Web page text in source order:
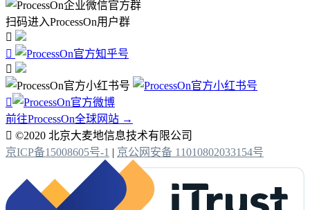
扫码进入ProcessOn用户群




前往ProcessOn全球网站 →
 ©2020 北京大麦地信息技术有限公司
京ICP备15008605号-1 | 京公网安备 11010802033154号